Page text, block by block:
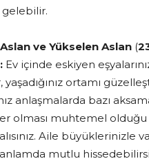
ve Yükselen Aslan (
Ev içinde eskiyen
ortamı
anlaşmalarda bazı
olması muhtemel
Aile büyüklerinizle
mutlu